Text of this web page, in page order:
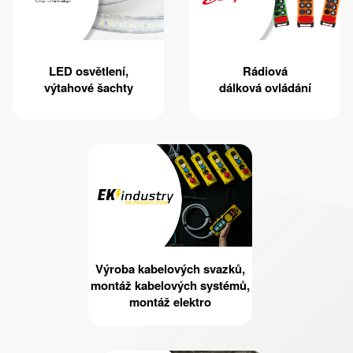
LED osvětlení,
výtahové šachty
Rádiová
dálková ovládání
Výroba kabelových svazků,
montáž kabelových systémů,
montáž elektro